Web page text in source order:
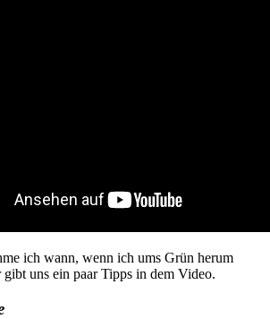
ich wann, wenn ich ums Grün herum
uns ein paar Tipps in dem Video.